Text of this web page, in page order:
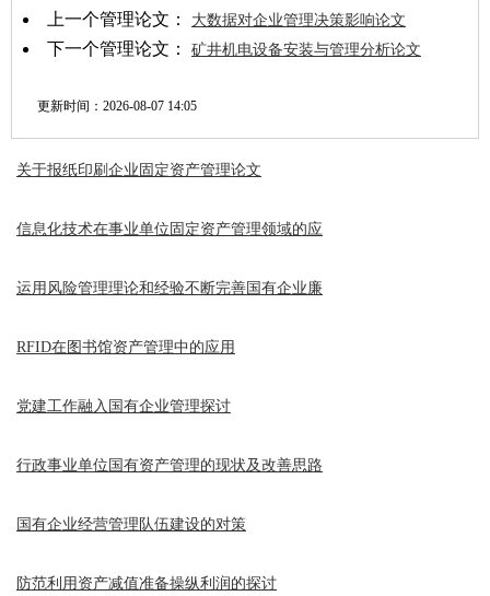
上一个管理论文： 大数据对企业管理决策影响论文
下一个管理论文： 矿井机电设备安装与管理分析论文
更新时间： 2026-08-07 14:05
关于报纸印刷企业固定资产管理论文
信息化技术在事业单位固定资产管理领域的应
运用风险管理理论和经验不断完善国有企业廉
RFID在图书馆资产管理中的应用
党建工作融入国有企业管理探讨
行政事业单位国有资产管理的现状及改善思路
国有企业经营管理队伍建设的对策
防范利用资产减值准备操纵利润的探讨